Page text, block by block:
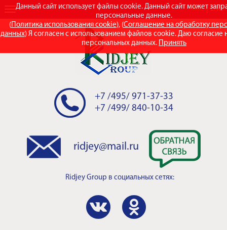
Данный сайт использует файлы cookie. Данный сайт может
персональные данные.
(Политика использования cookie), (Соглашение на обработку
данных) Я согласен с использованием файлов cookie. Даю согласие
персональных данных. Принять
RUS ENG
+7 /495/ 971-37-33
+7 /499/ 840-10-34
ridjey@mail.ru
Ridjey Group в социальных сетях: